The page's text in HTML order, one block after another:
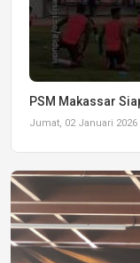
PSM Makassar
Jumat, 02 Januari 2026